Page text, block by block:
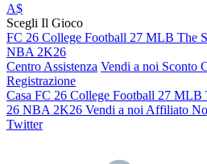
A$
Scegli Il Gioco
FC 26 College Football 27 MLB The
NBA 2K26
Centro Assistenza Vendi a noi Sconto
Registrazione
Casa FC 26 College Football 27 MLB
26 NBA 2K26 Vendi a noi Affiliato
Twitter